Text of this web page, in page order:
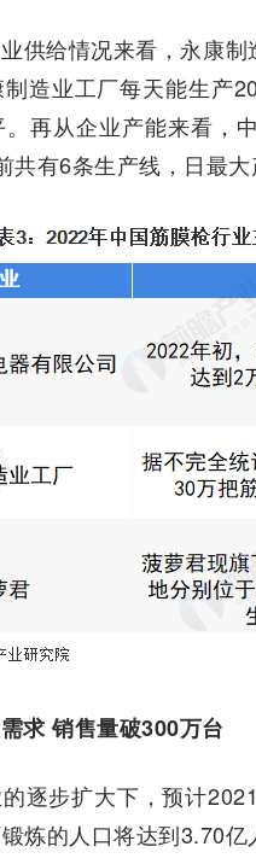
供给情况来看，永康
造业工厂每天能生产
再从企业产能来看，
有6条生产线，日最大
求 销售量破300万台
逐步扩大下，预计
炼的人口将达到3.70亿